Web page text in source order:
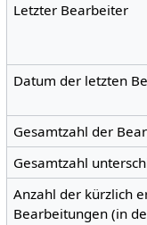
Letzter Bearbeiter
Datum der letzten
Gesamtzahl der
Gesamtzahl
Anzahl der kürzlich
Bearbeitungen (in